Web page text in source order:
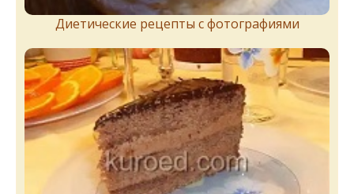
Диетические рецепты с фотографиями